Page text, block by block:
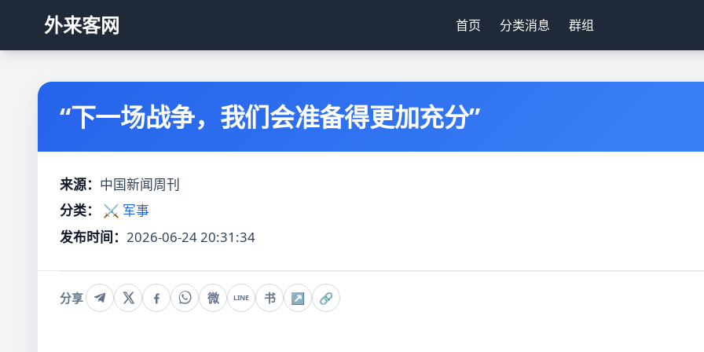
外来客网 首页 分类消息 群组
“下一场战争，我们会准备得更加充分”
来源： 中国新闻周刊
分类：
⚔️ 军事
发布时间： 2026-06-24 20:31:34
分享 微 LINE 书 ↗ 🔗